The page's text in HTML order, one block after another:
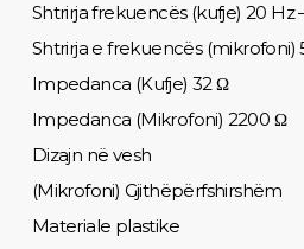
Shtrirja frekuencës (kufje) 20 Hz
Shtrirja e frekuencës (mikrofoni)
Impedanca (Kufje) 32 Ω
Impedanca (Mikrofoni) 2200 Ω
Dizajn në vesh
(Mikrofoni) Gjithëpërfshirshëm
Materiale plastike